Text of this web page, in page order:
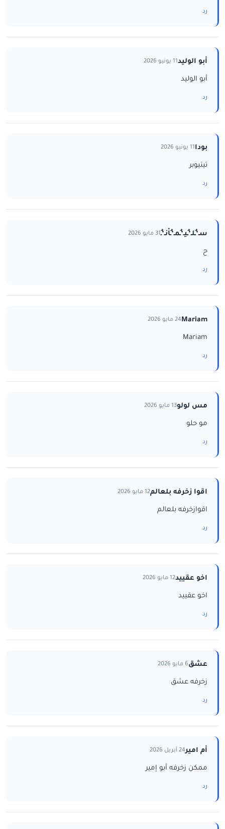
رد
أبو الوليد11 يونيو 2026
أبو الوليد
رد
بودا11 يونيو 2026
تيتيوبر
رد
سـ‘ـُلـ‘ـُيـ‘ـُمـ‘ـُاْنـ‘ـُ31 مايو 2026
ح
رد
Mariam24 مايو 2026
Mariam
رد
مس لولو13 مايو 2026
مو حلو
رد
اقوا زخرفه بلعالم12 مايو 2026
اقوازخرفه بلعالم
رد
اخو عقييد12 مايو 2026
اخو عقييد
رد
عشق6 مايو 2026
زخرفه عشق
رد
أم امير24 أبريل 2026
ممكن زخرفه أبو إمير
رد